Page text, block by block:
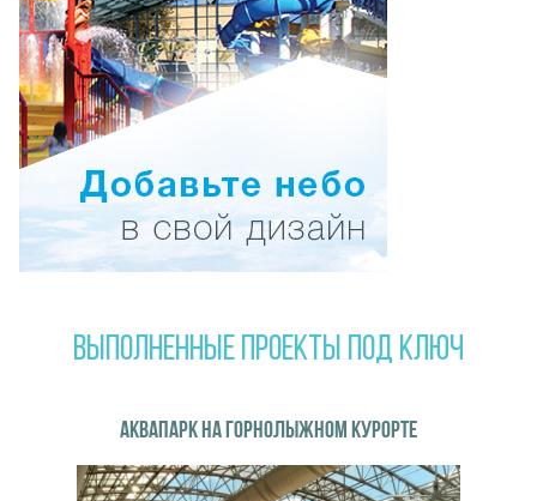
ВЫПОЛНЕННЫЕ ПРОЕКТЫ ПОД КЛЮЧ
АКВАПАРК НА ГОРНОЛЫЖНОМ КУРОРТЕ